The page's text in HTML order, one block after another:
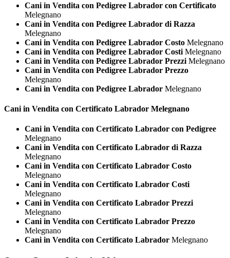
Cani in Vendita con Pedigree Labrador con Certificato
Melegnano
Cani in Vendita con Pedigree Labrador di Razza
Melegnano
Cani in Vendita con Pedigree Labrador Costo Melegnano
Cani in Vendita con Pedigree Labrador Costi Melegnano
Cani in Vendita con Pedigree Labrador Prezzi Melegnano
Cani in Vendita con Pedigree Labrador Prezzo
Melegnano
Cani in Vendita con Pedigree Labrador Melegnano
Cani in Vendita con Certificato Labrador Melegnano
Cani in Vendita con Certificato Labrador con Pedigree
Melegnano
Cani in Vendita con Certificato Labrador di Razza
Melegnano
Cani in Vendita con Certificato Labrador Costo
Melegnano
Cani in Vendita con Certificato Labrador Costi
Melegnano
Cani in Vendita con Certificato Labrador Prezzi
Melegnano
Cani in Vendita con Certificato Labrador Prezzo
Melegnano
Cani in Vendita con Certificato Labrador Melegnano